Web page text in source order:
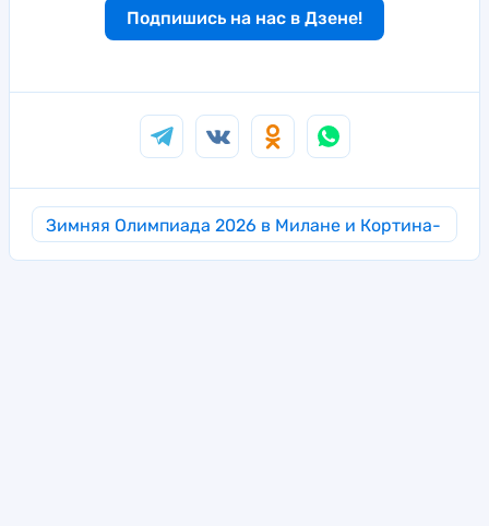
Подпишись на нас в Дзене!
Зимняя Олимпиада 2026 в Милане и Кортина-
д’Ампеццо